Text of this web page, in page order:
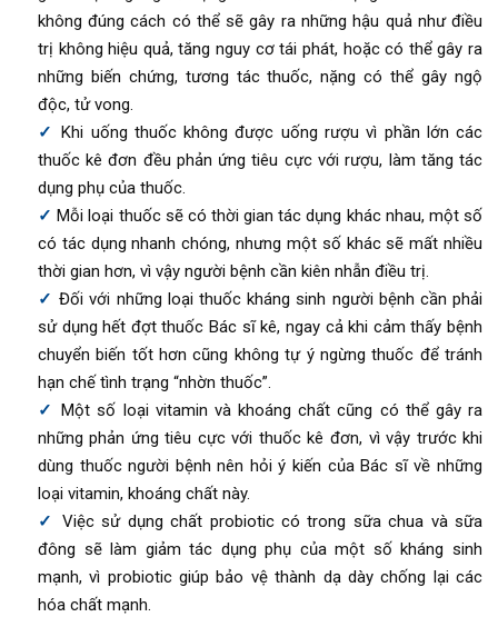
không đúng cách có thể sẽ gây ra những hậu quả như điều
trị không hiệu quả, tăng nguy cơ tái phát, hoặc có thể gây ra
những biến chứng, tương tác thuốc, nặng có thể gây ngộ
độc, tử vong.
Khi uống thuốc không được uống rượu vì phần lớn các
thuốc kê đơn đều phản ứng tiêu cực với rượu, làm tăng tác
dụng phụ của thuốc.
Mỗi loại thuốc sẽ có thời gian tác dụng khác nhau, một số
có tác dụng nhanh chóng, nhưng một số khác sẽ mất nhiều
thời gian hơn, vì vậy người bệnh cần kiên nhẫn điều trị.
Đối với những loại thuốc kháng sinh người bệnh cần phải
sử dụng hết đợt thuốc Bác sĩ kê, ngay cả khi cảm thấy bệnh
chuyển biến tốt hơn cũng không tự ý ngừng thuốc để tránh
hạn chế tình trạng “nhờn thuốc”.
Một số loại vitamin và khoáng chất cũng có thể gây ra
những phản ứng tiêu cực với thuốc kê đơn, vì vậy trước khi
dùng thuốc người bệnh nên hỏi ý kiến của Bác sĩ về những
loại vitamin, khoáng chất này.
Việc sử dụng chất probiotic có trong sữa chua và sữa
đông sẽ làm giảm tác dụng phụ của một số kháng sinh
mạnh, vì probiotic giúp bảo vệ thành dạ dày chống lại các
hóa chất mạnh.